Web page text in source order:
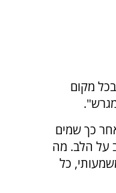
מקום
כך שמים
על הלב. מה
כל